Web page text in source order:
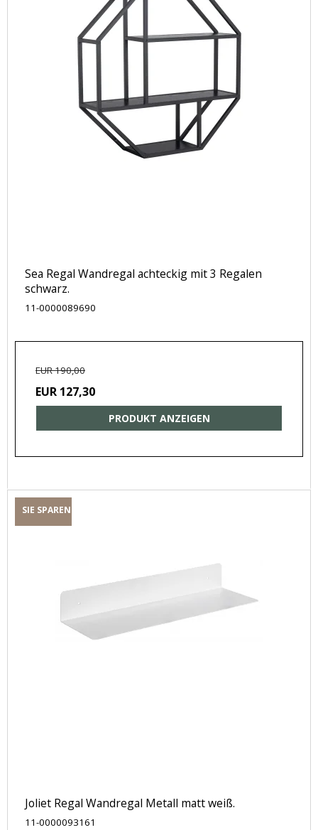
Sea Regal Wandregal achteckig mit 3 Regalen
schwarz.
11-0000089690
EUR 190,00
EUR 127,30
PRODUKT ANZEIGEN
SIE SPAREN
Joliet Regal Wandregal Metall matt weiß.
11-0000093161